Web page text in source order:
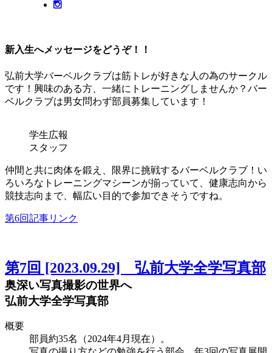
新入生へメッセージをどうぞ！！
弘前大学バーベルクラブは筋トレが好きな人の為のサークル
です！興味のある方、一緒にトレーニングしませんか？バー
ベルクラブは男女問わず部員募集しています！
学生広報
スタッフ
仲間と共に肉体を鍛え、限界に挑戦するバーベルクラブ！い
ろいろなトレーニングマシーンが揃っていて、健康志向から
競技志向まで、幅広い目的で参加できそうですね。
第6回記事リンク
第7回 [2023.09.29] 弘前大学全学写真部
奥深い写真撮影の世界へ
弘前大学全学写真部
概要
部員約35名（2024年4月現在）。